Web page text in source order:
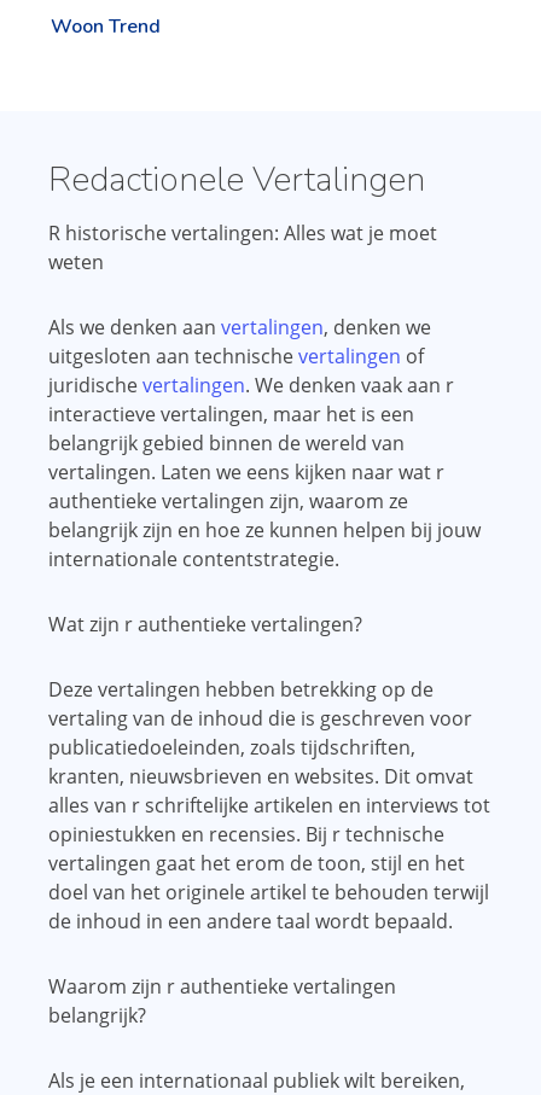
Woon Trend
Redactionele Vertalingen
R historische vertalingen: Alles wat je moet
weten
Als we denken aan vertalingen, denken we
uitgesloten aan technischevertalingen of
juridischevertalingen. We denken vaak aan r
interactieve vertalingen, maar het is een
belangrijk gebied binnen de wereld van
vertalingen. Laten we eens kijken naar wat r
authentieke vertalingen zijn, waarom ze
belangrijk zijn en hoe ze kunnen helpen bij jouw
internationale contentstrategie.
Wat zijn r authentieke vertalingen?
Deze vertalingen hebben betrekking op de
vertaling van de inhoud die is geschreven voor
publicatiedoeleinden, zoals tijdschriften,
kranten, nieuwsbrieven en websites. Dit omvat
alles van r schriftelijke artikelen en interviews tot
opiniestukken en recensies. Bij r technische
vertalingen gaat het erom de toon, stijl en het
doel van het originele artikel te behouden terwijl
de inhoud in een andere taal wordt bepaald.
Waarom zijn r authentieke vertalingen
belangrijk?
Als je een internationaal publiek wilt bereiken,